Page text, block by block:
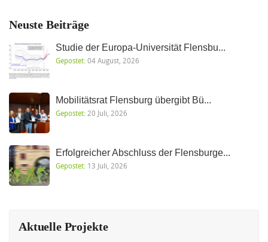
Neuste Beiträge
Studie der Europa-Universität Flensbu...
Gepostet:04 August, 2026
Mobilitätsrat Flensburg übergibt Bü...
Gepostet:20 Juli, 2026
Erfolgreicher Abschluss der Flensburge...
Gepostet: 13 Juli, 2026
Aktuelle Projekte